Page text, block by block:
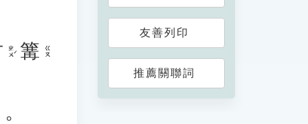
ㄓㄨˊ 篝 ㄍㄡ
友善列印
推薦關聯詞